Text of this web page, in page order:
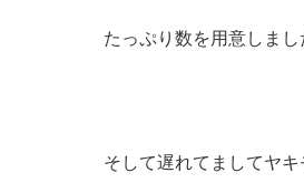
たっぷり数を用意しまし
そして遅れてましてヤキ